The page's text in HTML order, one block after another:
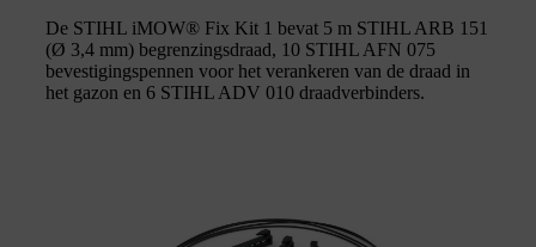
De STIHL iMOW® Fix Kit 1 bevat 5 m STIHL ARB 151
(Ø 3,4 mm) begrenzingsdraad, 10 STIHL AFN 075
bevestigingspennen voor het verankeren van de draad in
het gazon en 6 STIHL ADV 010 draadverbinders.